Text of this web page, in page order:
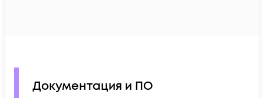
Документация и ПО